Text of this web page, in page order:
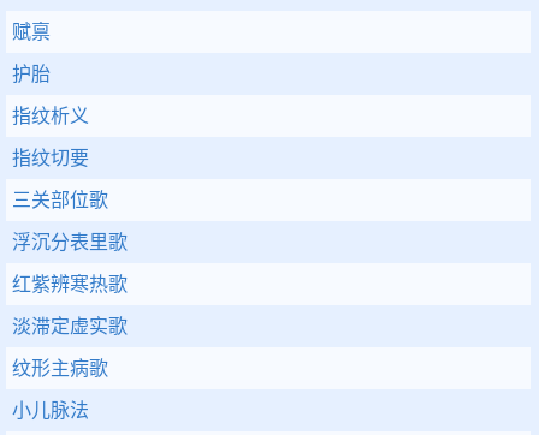
赋禀
护胎
指纹析义
指纹切要
三关部位歌
浮沉分表里歌
红紫辨寒热歌
淡滞定虚实歌
纹形主病歌
小儿脉法